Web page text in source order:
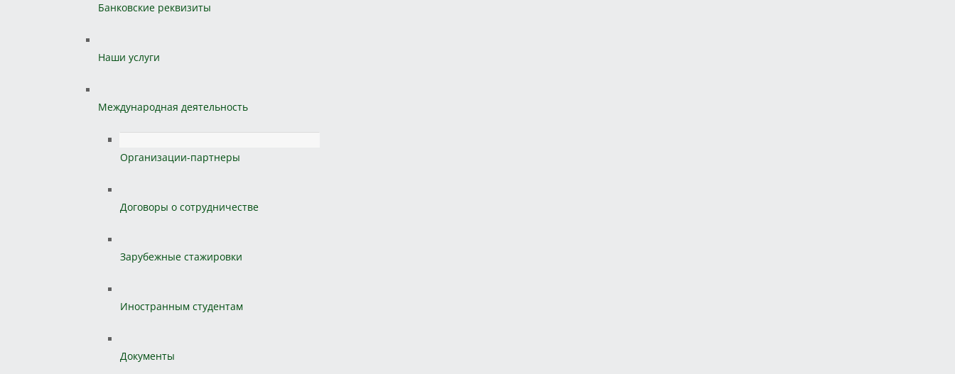
Банковские реквизиты
Наши услуги
Международная деятельность
Организации-партнеры
Договоры о сотрудничестве
Зарубежные стажировки
Иностранным студентам
Документы